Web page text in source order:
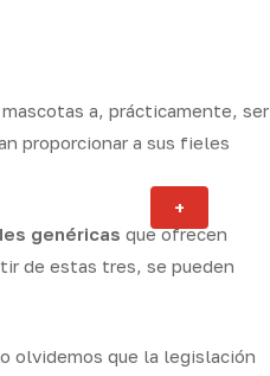
+
a, prácticamente, ser
proporcionar a sus fieles
genéricas que ofrecen
de estas tres, se pueden
olvidemos que la legislación